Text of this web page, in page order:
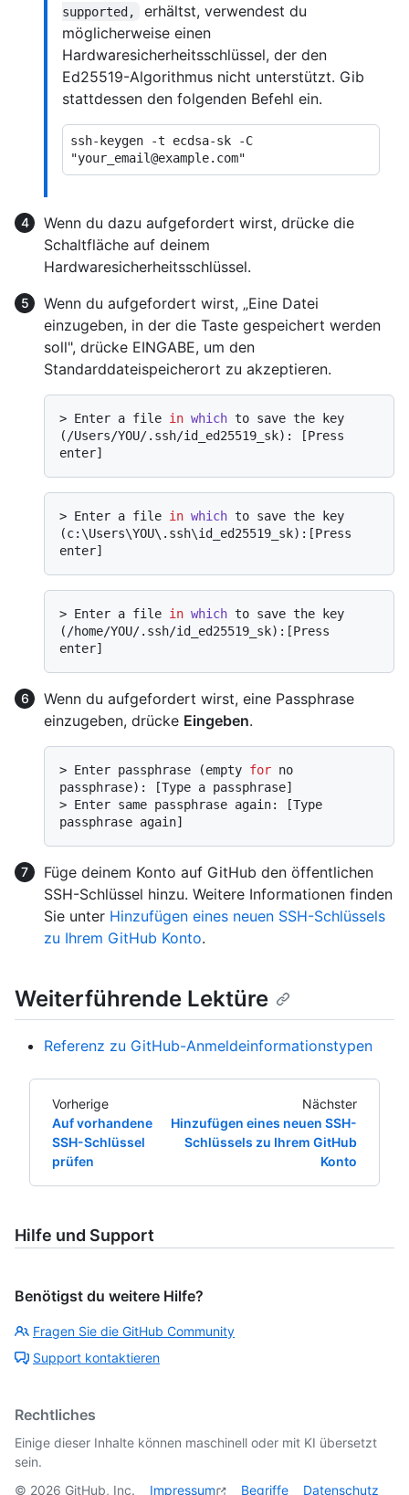
supported,
erhältst, verwendest du
möglicherweise einen
Hardwaresicherheitsschlüssel, der den
Ed25519-Algorithmus nicht unterstützt. Gib
stattdessen den folgenden Befehl ein.
ssh-keygen -t ecdsa-sk -C
Wenn du dazu aufgefordert wirst, drücke die
Schaltfläche auf deinem
Hardwaresicherheitsschlüssel.
Wenn du aufgefordert wirst, „Eine Datei
einzugeben, in der die Taste gespeichert werden
soll", drücke EINGABE, um den
Standarddateispeicherort zu akzeptieren.
> Enter a file in which to save the key
(/Users/YOU/.ssh/id_ed25519_sk): [Press
enter]
> Enter a file in which to save the key
(c:\Users\YOU\.ssh\id_ed25519_sk):[Press
enter]
> Enter a file in which to save the key
(/home/YOU/.ssh/id_ed25519_sk):[Press
enter]
Wenn du aufgefordert wirst, eine Passphrase
einzugeben, drücke Eingeben.
> Enter passphrase (empty for no
passphrase): [Type a passphrase]
> Enter same passphrase again: [Type
passphrase again]
Füge deinem Konto auf GitHub den öffentlichen
SSH-Schlüssel hinzu. Weitere Informationen finden
Sie unter Hinzufügen eines neuen SSH-Schlüssels
zu Ihrem GitHub Konto.
Weiterführende Lektüre
Referenz zu GitHub-Anmeldeinformationstypen
Vorherige
Auf vorhandene
SSH-Schlüssel
prüfen
Nächster
Hinzufügen eines neuen SSH-
Schlüssels zu Ihrem GitHub
Konto
Hilfe und Support
Benötigst du weitere Hilfe?
Fragen Sie die GitHub Community
Support kontaktieren
Rechtliches
Einige dieser Inhalte können maschinell oder mit KI übersetzt
sein.
© 2026 GitHub, Inc. Impressum Begriffe Datenschutz